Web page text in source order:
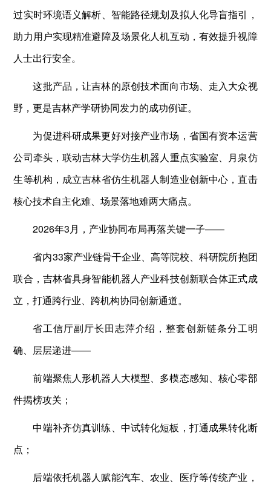
过实时环境语义解析、智能路径规划及拟人化导盲指引，
助力用户实现精准避障及场景化人机互动，有效提升视障
人士出行安全。
这批产品，让吉林的原创技术面向市场、走入大众视
野，更是吉林产学研协同发力的成功例证。
为促进科研成果更好对接产业市场，省国有资本运营
公司牵头，联动吉林大学仿生机器人重点实验室、月泉仿
生等机构，成立吉林省仿生机器人制造业创新中心，直击
核心技术自主化难、场景落地难两大痛点。
2026年3月，产业协同布局再落关键一子——
省内33家产业链骨干企业、高等院校、科研院所抱团
联合，吉林省具身智能机器人产业科技创新联合体正式成
立，打通跨行业、跨机构协同创新通道。
省工信厅副厅长田志萍介绍，整套创新链条分工明
确、层层递进——
前端聚焦人形机器人大模型、多模态感知、核心零部
件揭榜攻关；
中端补齐仿真训练、中试转化短板，打通成果转化断
点；
后端依托机器人赋能汽车、农业、医疗等传统产业，